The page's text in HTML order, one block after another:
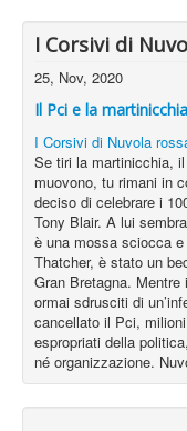
I Corsivi di
25, Nov, 2020
Il Pci e la
I Corsivi di Nuvola
Se tiri la martinicchia,
muovono, tu rimani in
deciso di celebrare i
Tony Blair. A lui
è una mossa sciocca
Thatcher, è stato un
Gran Bretagna.
ormai sdrusciti di
cancellato il Pci,
espropriati della
né organizzazione.